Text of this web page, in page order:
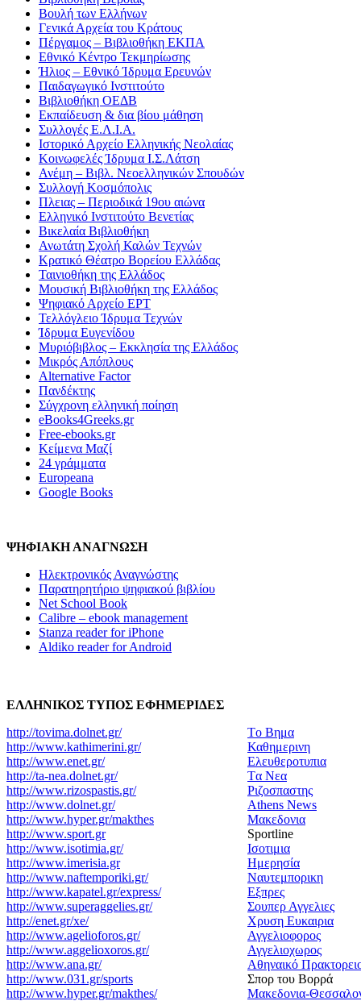
Βουλή των Ελλήνων
Γενικά Αρχεία του Κράτους
Πέργαμος – Βιβλιοθήκη ΕΚΠΑ
Εθνικό Κέντρο Τεκμηρίωσης
Ήλιος – Εθνικό Ίδρυμα Ερευνών
Παιδαγωγικό Ινστιτούτο
Βιβλιοθήκη ΟΕΔΒ
Εκπαίδευση & δια βίου μάθηση
Συλλογές Ε.Λ.Ι.Α.
Ιστορικό Αρχείο Ελληνικής Νεολαίας
Κοινωφελές Ίδρυμα Ι.Σ.Λάτση
Ανέμη – Βιβλ. Νεοελληνικών Σπουδών
Συλλογή Κοσμόπολις
Πλειας – Περιοδικά 19ου αιώνα
Ελληνικό Ινστιτούτο Βενετίας
Βικελαία Βιβλιοθήκη
Ανωτάτη Σχολή Καλών Τεχνών
Κρατικό Θέατρο Βορείου Ελλάδας
Ταινιοθήκη της Ελλάδος
Μουσική Βιβλιοθήκη της Ελλάδος
Ψηφιακό Αρχείο ΕΡΤ
Τελλόγλειο Ίδρυμα Τεχνών
Ίδρυμα Ευγενίδου
Μυριόβιβλος – Εκκλησία της Ελλάδος
Μικρός Απόπλους
Alternative Factor
Πανδέκτης
Σύγχρονη ελληνική ποίηση
eBooks4Greeks.gr
Free-ebooks.gr
Κείμενα Μαζί
24 γράμματα
Europeana
Google Books
ΨΗΦΙΑΚΗ ΑΝΑΓΝΩΣΗ
Ηλεκτρονικός Αναγνώστης
Παρατηρητήριο ψηφιακού βιβλίου
Net School Book
Calibre – ebook management
Stanza reader for iPhone
Aldiko reader for Android
ΕΛΛΗΝΙΚΟΣ ΤΥΠΟΣ ΕΦΗΜΕΡΙΔΕΣ
http://tovima.dolnet.gr/
Τo Βημα
http://www.kathimerini.gr/
Καθημερινη
http://www.enet.gr/
Ελευθεροτυπια
http://ta-nea.dolnet.gr/
Tα Nεα
http://www.rizospastis.gr/
Ριζοσπαστης
http://www.dolnet.gr/
Αthens News
http://www.hyper.gr/makthes
Μακεδονια
http://www.sport.gr
Sportline
http://www.isotimia.gr/
Ισοτιμια
http://www.imerisia.gr
Ημερησία
http://www.naftemporiki.gr/
Ναυτεμπορικη
http://www.kapatel.gr/express/
Εξπρες
http://www.superaggelies.gr/
Σουπερ Αγγελιες
http://enet.gr/xe/
Χρυση Ευκαιρια
http://www.agelioforos.gr/
Αγγελιοφορος
http://www.aggelioxoros.gr/
Αγγελιοχωρος
http://www.ana.gr/
Αθηναικό
http://www.031.gr/sports
Σπορ του Βορρά
http://www.hyper.gr/makthes/
Μακεδονια-